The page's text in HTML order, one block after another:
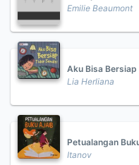
Emilie Beaumont
Aku Bisa
Lia Herliana
Petualangan
Itanov